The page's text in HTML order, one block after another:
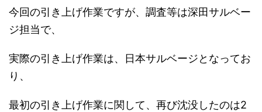
今回の引き上げ作業ですが、調査等は深田サルベー
ジ担当で、
実際の引き上げ作業は、日本サルベージとなってお
り、
最初の引き上げ作業に関して、再び沈没したのは2